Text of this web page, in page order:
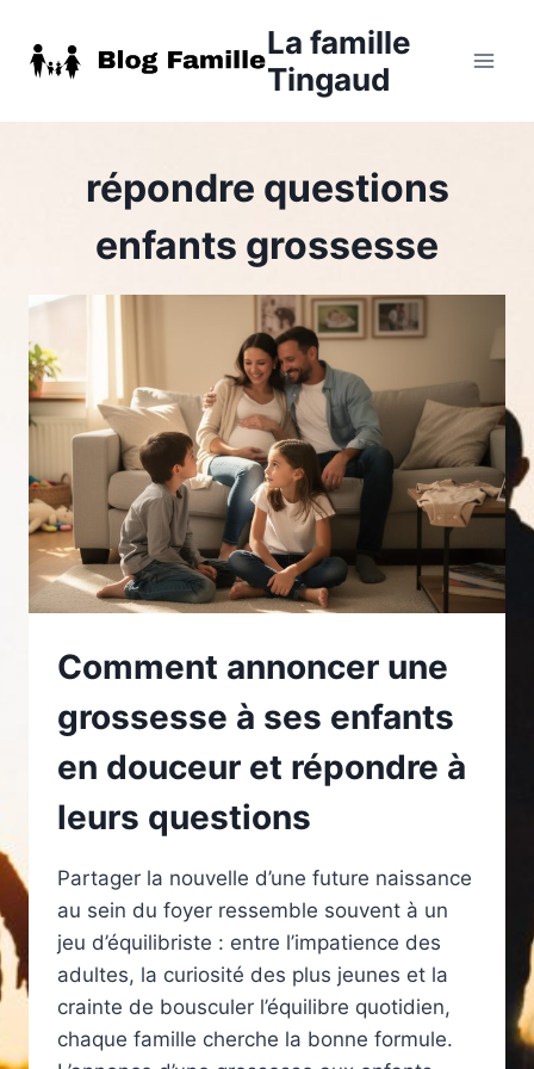
contenu
La famille
Tingaud
répondre questions
enfants grossesse
Comment annoncer une
grossesse à ses enfants
en douceur et répondre à
leurs questions
Partager la nouvelle d’une future naissance
au sein du foyer ressemble souvent à un
jeu d’équilibriste : entre l’impatience des
adultes, la curiosité des plus jeunes et la
crainte de bousculer l’équilibre quotidien,
chaque famille cherche la bonne formule.